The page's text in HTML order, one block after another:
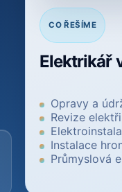
CO ŘEŠÍME
Elektrikář
Opravy a
Revize
Instalace
Průmyslová